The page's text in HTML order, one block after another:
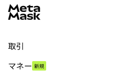
取引
マネー 新規